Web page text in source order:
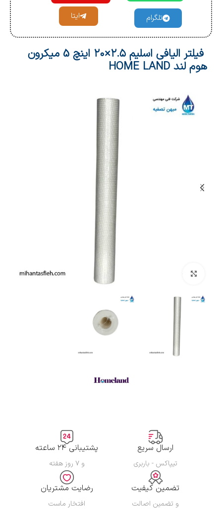
تلگرام ایتا
فیلتر الیافی اسلیم ۲.۵×۲۰ اینچ 5 میکرون
هوم لند HOME LAND
ارسال سریع
تیپاکس - باربری
پشتیبانی ۲۴ ساعته
و ۷ روز هفته
تضمین کیفیت
و تضمین اصالت
رضایت مشتریان
افتخار ماست